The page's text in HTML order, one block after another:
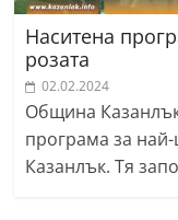
Наситена
розата
02.02.2024
Община
програма за
Казанлък. Тя